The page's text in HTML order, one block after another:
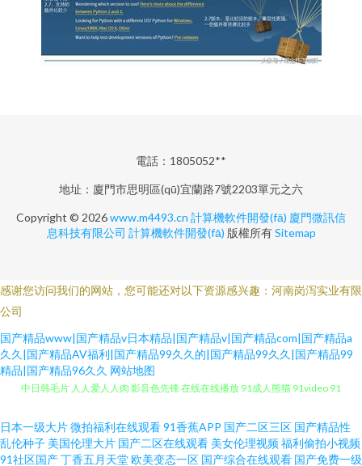
電話：1805052**
地址：廈門市思明區(qū)宜蘭路7號2203單元之六
Copyright © 2026www.m4493.cn 計算機軟件開發(fā) 廈門微訊信
息科技有限公司 計算機軟件開發(fā) 版權所有Sitemap
感谢您访问我们的网站，您可能还对以下资源感兴趣：河南岗泻实业有限
公司
国产精品www|国产精品v日本精品|国产精品v|国产精品com|国产精品a
久久|国产精品AV福利|国产精品99久久的|国产精品99久久|国产精品99
精品|国产精品96久久 网站地图
中日韩毛片 人人爱人人肉 影音色先锋 在线在线播放 91成人熊猫 91video 91
国产一区网址 人人人人干 琪琪影视 国产探花第一页 99草com 伊人无码高清
日本一级大片微拍福利在线观看91香蕉APP 国产二区三区 国产精品性
乱伦种子 美国伦理大片 国产二区在线观看 美女伦理视频福利偷拍小视频
91社区国产丁香五月天堂欧美变态一区 国产综合在线观看 国产免费一级